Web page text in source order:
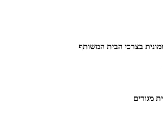
בצרכי הבית המשותף
מגורים